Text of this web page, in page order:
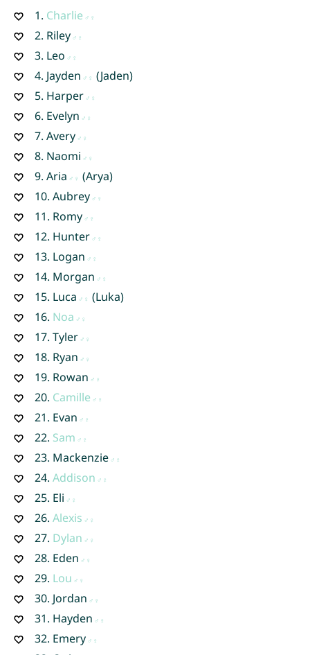
1. Charlie
2. Riley
3. Leo
4. Jayden
(Jaden)
5. Harper
6. Evelyn
7. Avery
8. Naomi
9. Aria
(Arya)
10. Aubrey
11. Romy
12. Hunter
13. Logan
14. Morgan
15. Luca
(Luka)
16. Noa
17. Tyler
18. Ryan
19. Rowan
20. Camille
21. Evan
22. Sam
23. Mackenzie
24. Addison
25. Eli
26. Alexis
27. Dylan
28. Eden
29. Lou
30. Jordan
31. Hayden
32. Emery